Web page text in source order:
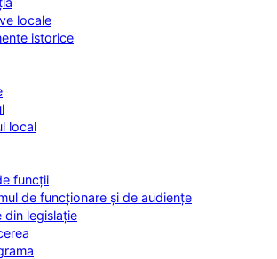
locale
istorice
local
funcții
de funcționare și de audiențe
din legislație